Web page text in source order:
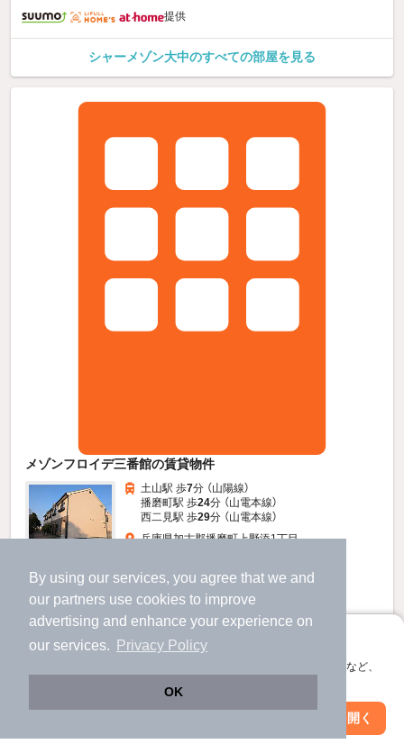
By using our services, you agree that we and
our partners use cookies to improve
advertising and enhance your experience on
our services.
Privacy Policy
OK
アプリに切り替えて、サクサクお部屋探し
会員登録なしですぐ使える。マップ検索やお気に入り保存など、
アプリを開く
提供
シャーメゾン大中のすべての部屋を見る
メゾンフロイデ三番館の賃貸物件
土山駅 歩7分 （山陽線）
播磨町駅 歩24分 （山電本線）
西二見駅 歩29分 （山電本線）
兵庫県加古郡播磨町上野添1丁目
駐車場あり
5.1万円
1階 / 2LDK / 59.5㎡
お問い合わせ
絞り込み条件を変更